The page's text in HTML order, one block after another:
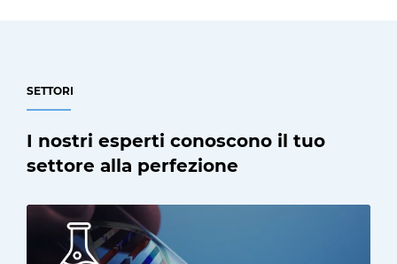
SETTORI
I nostri esperti conoscono il tuo
settore alla perfezione